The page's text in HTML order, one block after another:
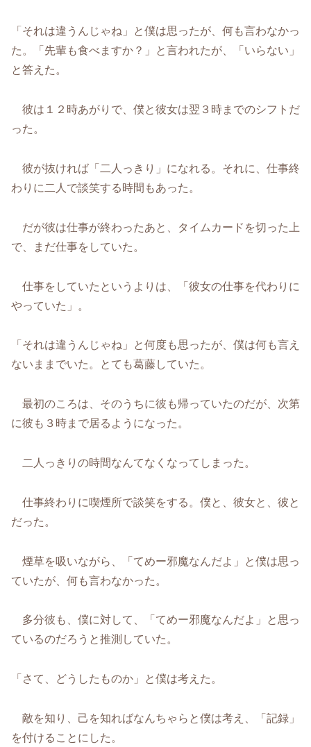
「それは違うんじゃね」と僕は思ったが、何も言わなかっ
た。「先輩も食べますか？」と言われたが、「いらない」
と答えた。
彼は１２時あがりで、僕と彼女は翌３時までのシフトだ
った。
彼が抜ければ「二人っきり」になれる。それに、仕事終
わりに二人で談笑する時間もあった。
だが彼は仕事が終わったあと、タイムカードを切った上
で、まだ仕事をしていた。
仕事をしていたというよりは、「彼女の仕事を代わりに
やっていた」。
「それは違うんじゃね」と何度も思ったが、僕は何も言え
ないままでいた。とても葛藤していた。
最初のころは、そのうちに彼も帰っていたのだが、次第
に彼も３時まで居るようになった。
二人っきりの時間なんてなくなってしまった。
仕事終わりに喫煙所で談笑をする。僕と、彼女と、彼と
だった。
煙草を吸いながら、「てめー邪魔なんだよ」と僕は思っ
ていたが、何も言わなかった。
多分彼も、僕に対して、「てめー邪魔なんだよ」と思っ
ているのだろうと推測していた。
「さて、どうしたものか」と僕は考えた。
敵を知り、己を知ればなんちゃらと僕は考え、「記録」
を付けることにした。